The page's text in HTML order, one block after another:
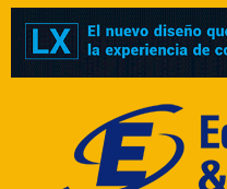
Saltar
contenido